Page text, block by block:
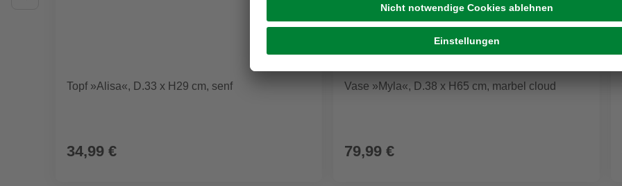
Topf »Alisa«, D.33 x H29 cm, senf
34,99 €
Vase »Myla«, D.38 x H65 cm, marbel cloud
79,99 €